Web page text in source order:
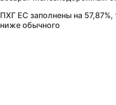
ПХГ ЕС заполнены на 57,87%,
ниже обычного